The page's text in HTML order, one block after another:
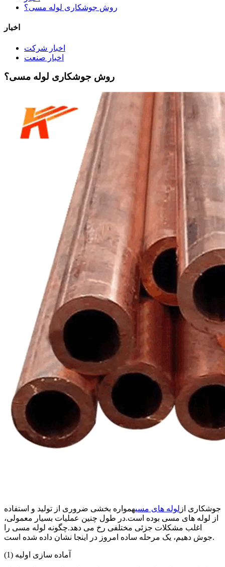
روش جوشکاری لوله مسی؟
اخبار
اخبار شرکت
اخبار صنعت
روش جوشکاری لوله مسی؟
جوشکاری از لوله های مسیهمواره بخشی ضروری از تولید و استفاده
از لوله های مسی بوده است.در طول چنین عملیات بسیار معمولی،
اغلب مشکلات جزئی مختلفی رخ می دهد.چگونه لوله مسی را
جوش دهیم، یک مرحله ساده امروز در اینجا نشان داده شده است.
(1) آماده سازی اولیه